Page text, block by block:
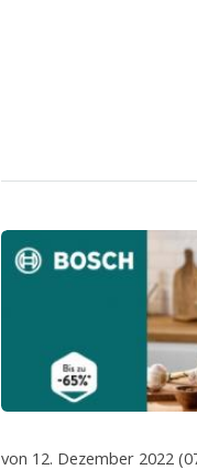
von 12. Dezember 2022